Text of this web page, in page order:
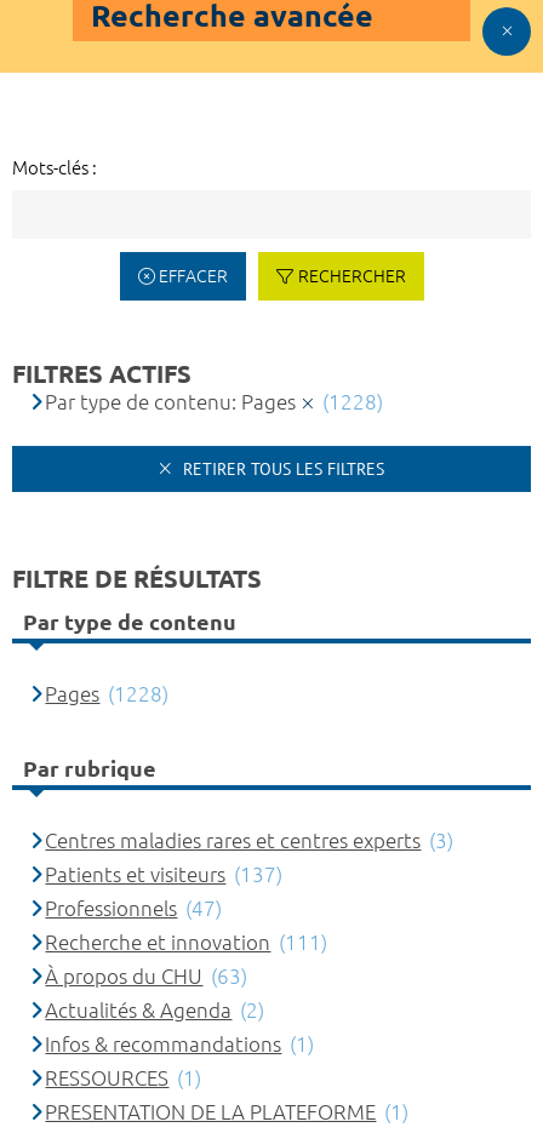
Recherche avancée
Mots-clés :
EFFACER RECHERCHER
FILTRES ACTIFS
Par type de contenu: Pages (1228)
RETIRER TOUS LES FILTRES
FILTRE DE RÉSULTATS
Par type de contenu
Pages (1228)
Par rubrique
Centres maladies rares et centres experts (3)
Patients et visiteurs (137)
Professionnels (47)
Recherche et innovation (111)
À propos du CHU (63)
Actualités & Agenda (2)
Infos & recommandations (1)
RESSOURCES (1)
PRESENTATION DE LA PLATEFORME (1)